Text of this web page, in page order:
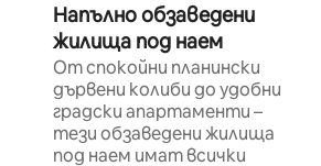
Напълно обзаведени
жилища под наем
От спокойни планински
дървени колиби до удобни
градски апартаменти –
тези обзаведени жилища
под наем имат всички